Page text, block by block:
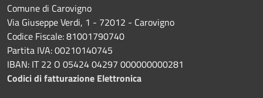
Comune di Carovigno
Via Giuseppe Verdi, 1 - 72012 - Carovigno
Codice Fiscale: 81001790740
Partita IVA: 00210140745
IBAN: IT 22 O 05424 04297 000000000281
Codici di fatturazione Elettronica